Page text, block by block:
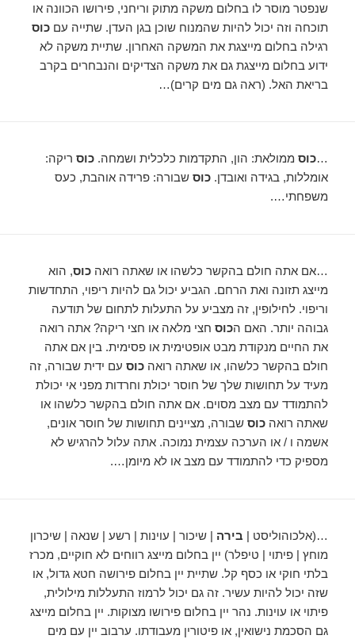
שנפטר מוסר לו בחלום משקה מתוק וריחני, פירושו הכוונה או
תוכחה וזה יכול להיות שהמנוח שוכן בגן העדן. שתייה עםכוס
רגילה בחלום מייצגת את המשקה האחרון. שתיית משקה לא
ידוע בחלום מייצגת גם את משקה הצדיקים והנבחרים בקרב
בריאת האל. (ראה גם מים קרים)…
…כוס ממולאת: הון, התקדמות כלכלית ושמחה.כוס ריקה:
אומללות, בגידה ואובדן.כוס שבורה: פרידה אוהבת, כעס
משפחתי….
…אם אתה חולם בהקשר כלשהו או שאתה רואהכוס, הוא
מייצג תזונה ואת הרחם. הגביע יכול גם להיות ריפוי, התחדשות
וריפוי. לחילופין, זה מצביע על התעלות לתחום של תודעה
גבוהה יותר. האם הכוס חצי מלאה או חצי ריקה? אתה רואה
את החיים מנקודת מבט אופטימית או פסימית. בין אם אתה
חולם בהקשר כלשהו, ​​או שאתה רואהכוס עם ידית שבורה, זה
מעיד על תחושות שלך של חוסר יכולת וחרדות מפני אי יכולת
להתמודד עם מצב מסוים. אם אתה חולם בהקשר כלשהו או
שאתה רואהכוס שבורה, מציינים תחושות של חוסר אונים,
אשמה ו / או הערכה עצמית נמוכה. אתה עלול להרגיש לא
מספיק כדי להתמודד עם מצב או לא מיומן….
…(אלכוהוליסט | בירה | שיכור | עוינות | רשע | שנאה | שיכרון
מוחץ | פיתוי | טיפלר) יין בחלום מייצג רווחים לא חוקיים, מכרז
בלתי חוקי או כסף קל. שתיית יין בחלום פירושה חטא גדול, או
שזה יכול להיות עשיר. זה גם יכול לרמוז התעללות מילולית,
פיתוי או עוינות. נהר יין בחלום פירושו מצוקות. יין בחלום מייצג
גם הסכמת נישואין, או פיטורין מעבודתו. ערבוב יין עם מים